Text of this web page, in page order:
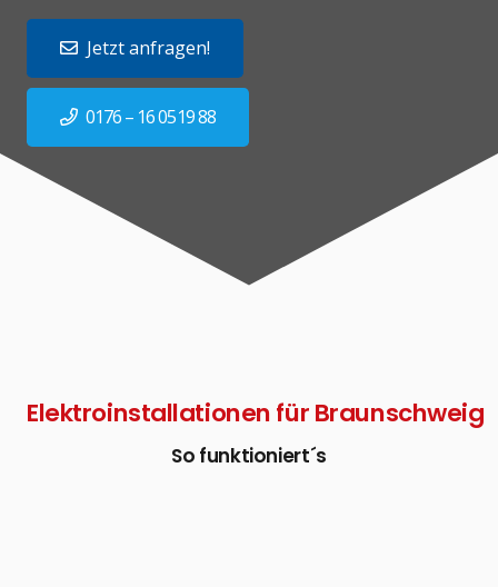
Jetzt anfragen!
0176 – 16 0519 88
Elektroinstallationen für Braunschweig
So funktioniert´s